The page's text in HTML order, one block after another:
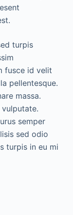
turpis
fusce id velit
pellentesque.
massa.
semper
sed odio
turpis in eu mi